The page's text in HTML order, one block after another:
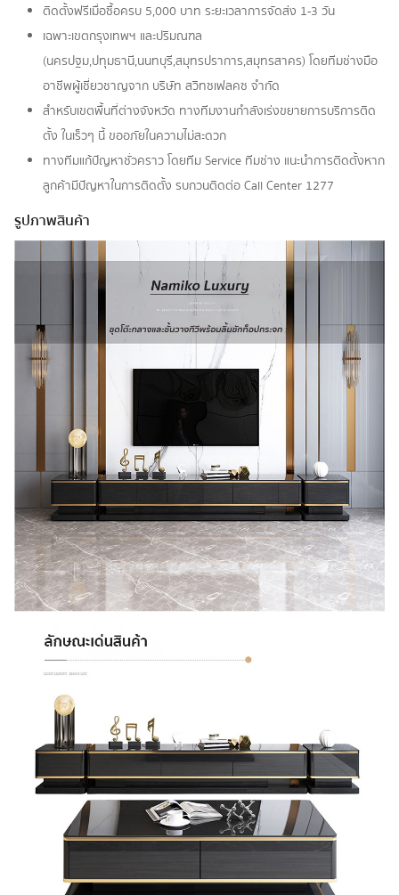
ติดตั้งฟรีเมื่อซื้อครบ 5,000 บาท ระยะเวลาการจัดส่ง 1-3 วัน
เฉพาะเขตกรุงเทพฯ และปริมณฑล
(นครปฐม,ปทุมธานี,นนทบุรี,สมุทรปราการ,สมุทรสาคร) โดยทีมช่างมือ
อาชีพผู้เชี่ยวชาญจาก บริษัท สวิทซเฟลคซ จำกัด
สำหรับเขตพื้นที่ต่างจังหวัด ทางทีมงานกำลังเร่งขยายการบริการติด
ตั้ง ในเร็วๆ นี้ ขออภัยในความไม่สะดวก
ทางทีมแก้ปัญหาชั่วคราว โดยทีม Service ทีมช่าง แนะนำการติดตั้งหาก
ลูกค้ามีปัญหาในการติดตั้ง รบกวนติดต่อ Call Center 1277
รูปภาพสินค้า